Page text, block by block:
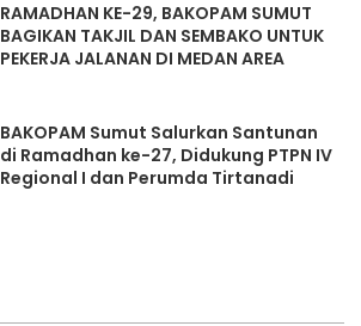
RAMADHAN KE-29, BAKOPAM SUMUT
BAGIKAN TAKJIL DAN SEMBAKO UNTUK
PEKERJA JALANAN DI MEDAN AREA
BAKOPAM Sumut Salurkan Santunan
di Ramadhan ke-27, Didukung PTPN IV
Regional I dan Perumda Tirtanadi